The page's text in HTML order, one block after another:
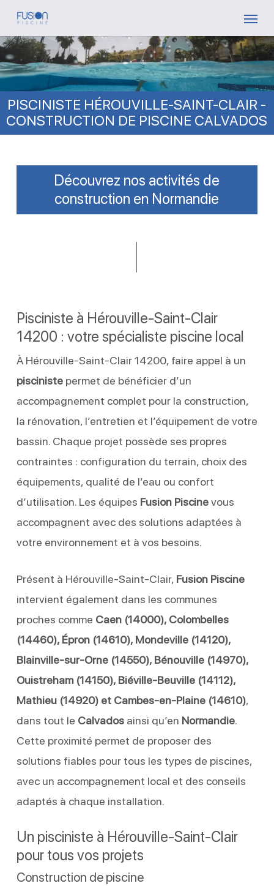
Skip
main
content
PISCINISTE HÉROUVILLE-SAINT-CLAIR -
CONSTRUCTION DE PISCINE CALVADOS
Découvrez nos activités de
construction en Normandie
Pisciniste à Hérouville-Saint-Clair
14200 : votre spécialiste piscine local
À Hérouville-Saint-Clair 14200, faire appel à un
piscinistepermet de bénéficier d’un
accompagnement complet pour la construction,
la rénovation, l’entretien et l’équipement de votre
bassin. Chaque projet possède ses propres
contraintes : configuration du terrain, choix des
équipements, qualité de l’eau ou confort
d’utilisation. Les équipes Fusion Piscinevous
accompagnent avec des solutions adaptées à
votre environnement et à vos besoins.
Présent à Hérouville-Saint-Clair, Fusion Piscine
intervient également dans les communes
proches comme Caen (14000), Colombelles
(14460), Épron (14610), Mondeville (14120),
Blainville-sur-Orne (14550), Bénouville (14970),
Ouistreham (14150), Biéville-Beuville (14112),
Mathieu (14920) et Cambes-en-Plaine (14610),
dans tout le Calvadosainsi qu’en Normandie.
Cette proximité permet de proposer des
solutions fiables pour tous les types de piscines,
avec un accompagnement local et des conseils
adaptés à chaque installation.
Un pisciniste à Hérouville-Saint-Clair
pour tous vos projets
Construction de piscine